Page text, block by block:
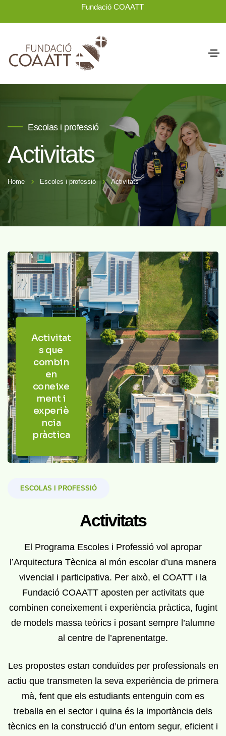
Fundació COAATT
Escolas i professió
Activitats
Home Escoles i professió Activitats
Activitat
s que
combin
en
coneixe
ment i
experiè
ncia
pràctica
ESCOLAS I PROFESSIÓ
Activitats
El Programa Escoles i Professió vol apropar
l’Arquitectura Tècnica al món escolar d’una manera
vivencial i participativa. Per això, el COATT i la
Fundació COAATT aposten per activitats que
combinen coneixement i experiència pràctica, fugint
de models massa teòrics i posant sempre l’alumne
al centre de l’aprenentatge.
Les propostes estan conduïdes per professionals en
actiu que transmeten la seva experiència de primera
mà, fent que els estudiants entenguin com es
treballa en el sector i quina és la importància dels
tècnics en la construcció d’un entorn segur, eficient i